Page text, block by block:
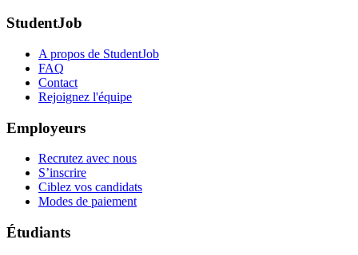
StudentJob
A propos de StudentJob
FAQ
Contact
Rejoignez l'équipe
Employeurs
Recrutez avec nous
S’inscrire
Ciblez vos candidats
Modes de paiement
Étudiants